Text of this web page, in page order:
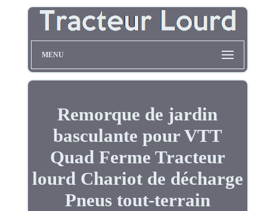
MENU
Remorque de jardin
basculante pour VTT
Quad Ferme Tracteur
lourd Chariot de décharge
Pneus tout-terrain